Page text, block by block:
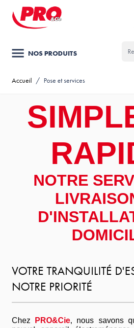
Allez au contenu
NOS PRODUITS
Accueil / Pose et services
NOTRE
VOTRE TRANQUILITÉ
NOTRE PRIORITÉ
Chez PRO&Cie, nous savons